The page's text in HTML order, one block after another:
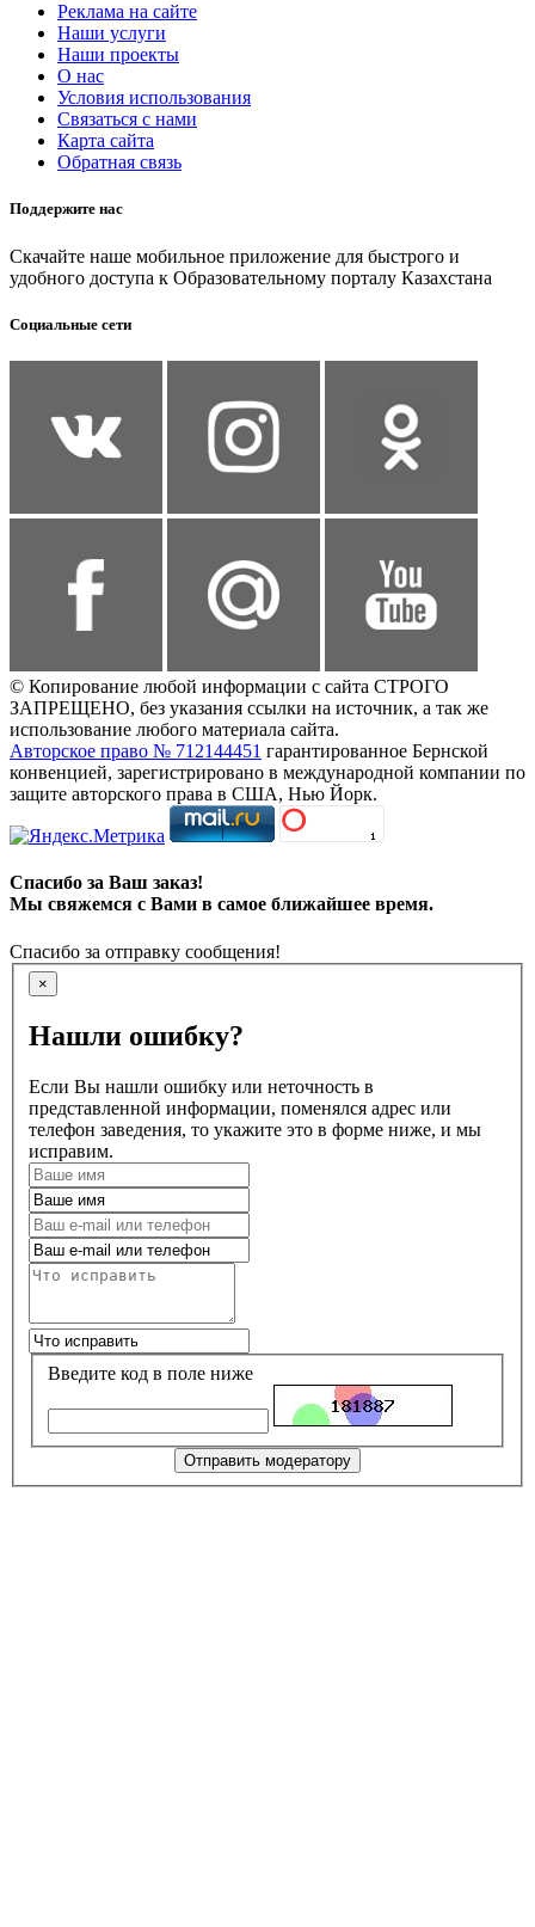
Реклама на сайте
Наши услуги
Наши проекты
О нас
Условия использования
Связаться с нами
Карта сайта
Обратная связь
Поддержите нас
Скачайте наше мобильное приложение для быстрого и
удобного доступа к Образовательному порталу Казахстана
Социальные сети
© Копирование любой информации с сайта СТРОГО
ЗАПРЕЩЕНО, без указания ссылки на источник, а так же
использование любого материала сайта.
Авторское право № 712144451 гарантированное Бернской
конвенцией, зарегистрировано в международной компании по
защите авторского права в США, Нью Йорк.
Спасибо за Ваш заказ!
Мы свяжемся с Вами в самое ближайшее время.
Спасибо за отправку сообщения!
×
Нашли ошибку?
Если Вы нашли ошибку или неточность в
представленной информации, поменялся адрес или
телефон заведения, то укажите это в форме ниже, и мы
исправим.
Введите код в поле ниже
Отправить модератору